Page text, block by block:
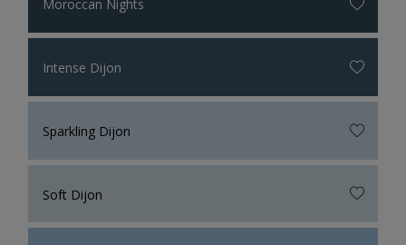
Moroccan Nights
Intense Dijon
Sparkling Dijon
Soft Dijon